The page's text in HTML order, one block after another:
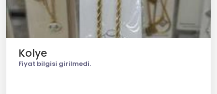
Kolye
Fiyat bilgisi girilmedi.